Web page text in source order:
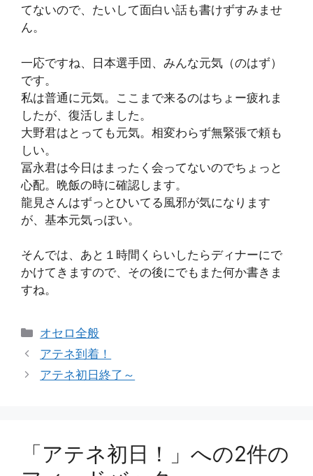
てないので、たいして面白い話も書けずすみませ
ん。
一応ですね、日本選手団、みんな元気（のはず）
です。
私は普通に元気。ここまで来るのはちょー疲れま
したが、復活しました。
大野君はとっても元気。相変わらず無緊張で頼も
しい。
冨永君は今日はまったく会ってないのでちょっと
心配。晩飯の時に確認します。
龍見さんはずっとひいてる風邪が気になります
が、基本元気っぽい。
そんでは、あと１時間くらいしたらディナーにで
かけてきますので、その後にでもまた何か書きま
すね。
カ
テ
リ
オセロ全般
アテネ到着！
アテネ初日終了～
「アテネ初日！」への2件の